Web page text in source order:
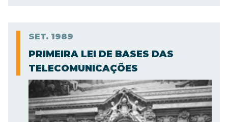
SET. 1989
PRIMEIRA LEI DE BASES DAS
TELECOMUNICAÇÕES